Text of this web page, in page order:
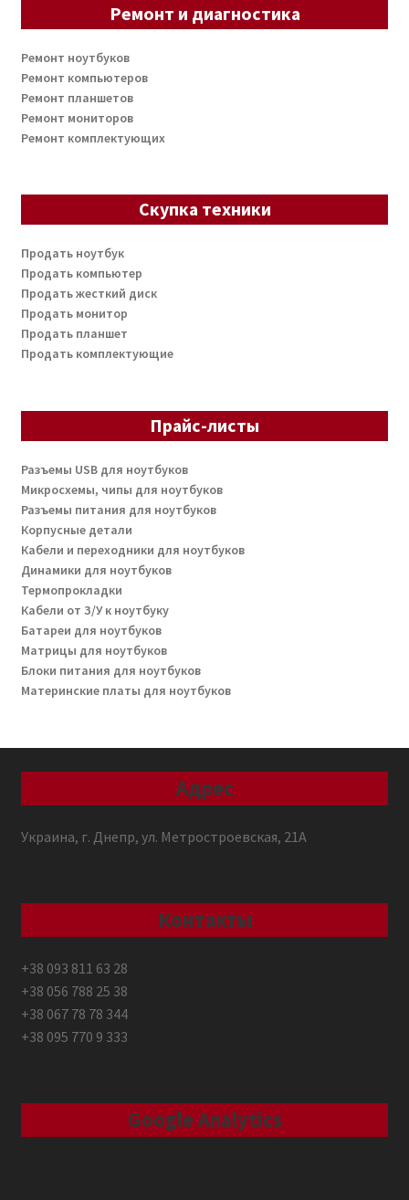
Ремонт и диагностика
Ремонт ноутбуков
Ремонт компьютеров
Ремонт планшетов
Ремонт мониторов
Ремонт комплектующих
Скупка техники
Продать ноутбук
Продать компьютер
Продать жесткий диск
Продать монитор
Продать планшет
Продать комплектующие
Прайс-листы
Разъемы USB для ноутбуков
Микросхемы, чипы для ноутбуков
Разъемы питания для ноутбуков
Корпусные детали
Кабели и переходники для ноутбуков
Динамики для ноутбуков
Термопрокладки
Кабели от З/У к ноутбуку
Батареи для ноутбуков
Матрицы для ноутбуков
Блоки питания для ноутбуков
Материнские платы для ноутбуков
Адрес
Украина, г. Днепр, ул. Метростроевская, 21А
Контакты
+38 093 811 63 28
+38 056 788 25 38
+38 067 78 78 344
+38 095 770 9 333
Google Analytics